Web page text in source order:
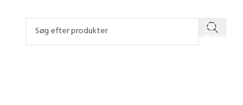
Menu